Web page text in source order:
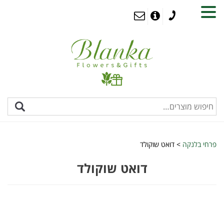
פרחי בלנקה > דואט שוקולד
דואט שוקולד